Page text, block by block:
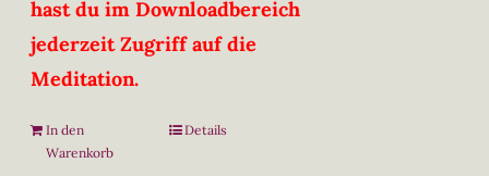
hast du im Downloadbereich
jederzeit Zugriff auf die
Meditation.
In den
Warenkorb
Details